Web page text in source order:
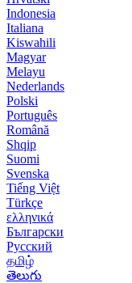
Indonesia
Italiana
Kiswahili
Magyar
Melayu
Nederlands
Polski
Português
Română
Shqip
Suomi
Svenska
Tiếng Việt
Türkçe
ελληνικά
Български
Русский
தமிழ்
తెలుగు